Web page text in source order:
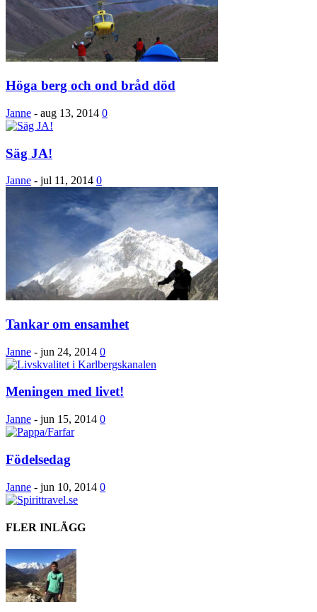
Höga berg och ond bråd död
Janne - aug 13, 2014 0
Säg JA!
Janne - jul 11, 2014 0
Tankar om ensamhet
Janne - jun 24, 2014 0
Meningen med livet!
Janne - jun 15, 2014 0
Födelsedag
Janne - jun 10, 2014 0
FLER INLÄGG